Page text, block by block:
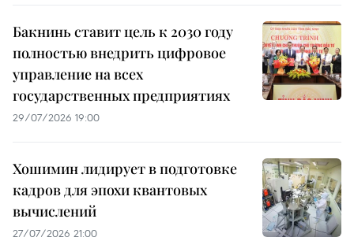
Бакнинь ставит цель к 2030 году
полностью внедрить цифровое
управление на всех
государственных предприятиях
29/07/2026 19:00
Хошимин лидирует в подготовке
кадров для эпохи квантовых
вычислений
27/07/2026 21:00